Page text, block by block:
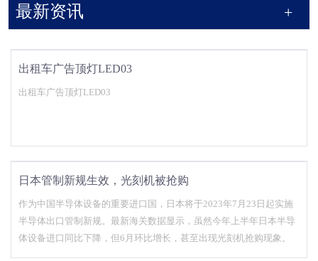
最新资讯
出租车广告顶灯LED03
出租车广告顶灯LED03
日本管制新规生效，光刻机被抢购
作为中国半导体设备的重要进口国，日本将于2023年7月23日起实施
半导体出口管制新规。最新海关数据显示，虽然今年上半年日本半导
体设备进口同比下降，但6月环比增长，甚至出现光刻机抢购现象。